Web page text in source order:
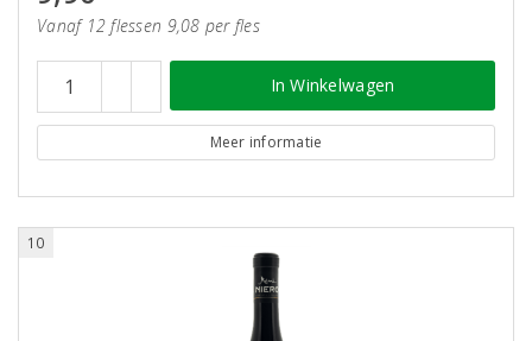
Vanaf 12 flessen 9,08 per fles
In Winkelwagen
Meer informatie
10